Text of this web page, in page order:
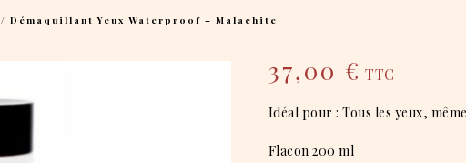
/ Démaquillant Yeux Waterproof – Malachite
37,00 € TTC
Idéal pour : Tous les yeux,
Flacon 200 ml